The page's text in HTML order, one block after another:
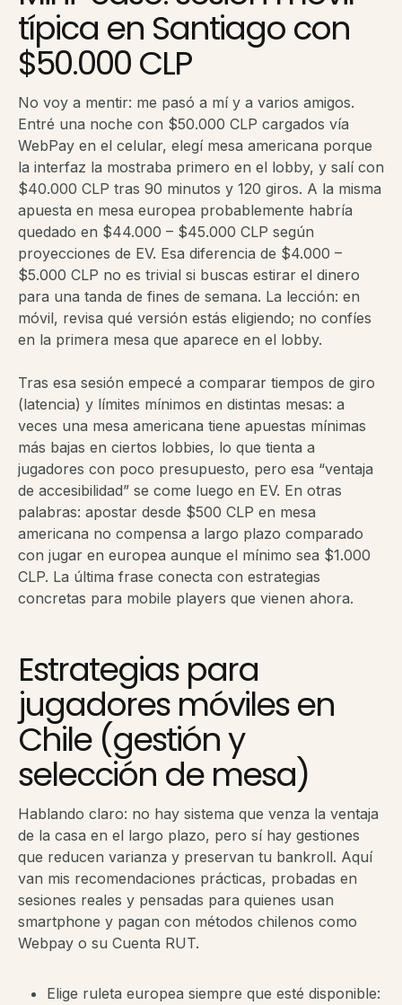
típica en Santiago con
$50.000 CLP
No voy a mentir: me pasó a mí y a varios amigos.
Entré una noche con $50.000 CLP cargados vía
WebPay en el celular, elegí mesa americana porque
la interfaz la mostraba primero en el lobby, y salí con
$40.000 CLP tras 90 minutos y 120 giros. A la misma
apuesta en mesa europea probablemente habría
quedado en $44.000 – $45.000 CLP según
proyecciones de EV. Esa diferencia de $4.000 –
$5.000 CLP no es trivial si buscas estirar el dinero
para una tanda de fines de semana. La lección: en
móvil, revisa qué versión estás eligiendo; no confíes
en la primera mesa que aparece en el lobby.
Tras esa sesión empecé a comparar tiempos de giro
(latencia) y límites mínimos en distintas mesas: a
veces una mesa americana tiene apuestas mínimas
más bajas en ciertos lobbies, lo que tienta a
jugadores con poco presupuesto, pero esa “ventaja
de accesibilidad” se come luego en EV. En otras
palabras: apostar desde $500 CLP en mesa
americana no compensa a largo plazo comparado
con jugar en europea aunque el mínimo sea $1.000
CLP. La última frase conecta con estrategias
concretas para mobile players que vienen ahora.
Estrategias para
jugadores móviles en
Chile (gestión y
selección de mesa)
Hablando claro: no hay sistema que venza la ventaja
de la casa en el largo plazo, pero sí hay gestiones
que reducen varianza y preservan tu bankroll. Aquí
van mis recomendaciones prácticas, probadas en
sesiones reales y pensadas para quienes usan
smartphone y pagan con métodos chilenos como
Webpay o su Cuenta RUT.
Elige ruleta europea siempre que esté disponible: